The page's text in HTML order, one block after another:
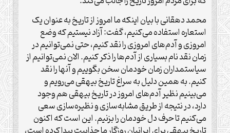
محمد دهقانی با بیان اینکه ما امروز از تاریخ به عنوان یک
استعاره استفاده می‌کنیم، گفت: آزاد نیستیم که وضع
امروزی و آدم‌های امروزی را نقد کنیم، حتی نمی‌توانیم در
زمان نقد نام بسیاری از آدم‌ها را ذکر کنیم. الان نمی‌توانیم از
سیاستمداران زمان خودمان سخن بگوییم و آنها را نقد
کنیم. به همین دلیل به سراغ تاریخ بیهقی می‌رویم و
می‌بینیم نظیر آدم‌های امروز در تاریخ بیهقی هم وجود
دارد، در نتیجه از طریق مشابه‌سازی و نظیره‌سازی سعی
می‌کنیم تا حرف دل خودمان را بزنیم. این است که اکنون